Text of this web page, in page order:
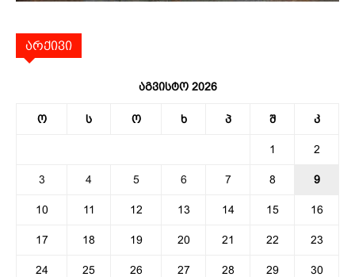
არქივი
აგვისტო 2026
ო ს ო ხ პ შ კ
1 2
3 4 5 6 7 8 9
10 11 12 13 14 15 16
17 18 19 20 21 22 23
24 25 26 27 28 29 30